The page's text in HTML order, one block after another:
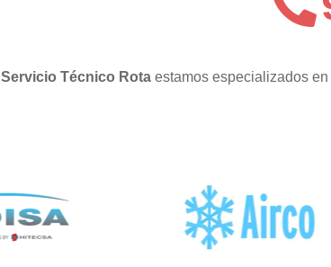
Servicio Técnico Rotaestamos especializados en